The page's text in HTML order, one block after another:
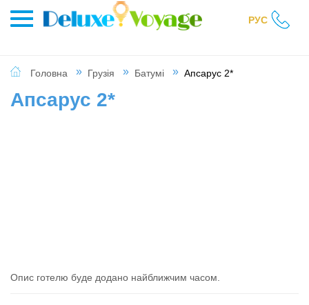
РУС
Головна Грузія Батумі Апсарус 2*
Апсарус 2*
Опис готелю буде додано найближчим часом.